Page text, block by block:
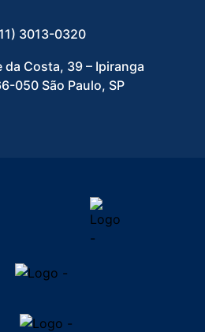
3013-0320
da Costa, 39 – Ipiranga
050 São Paulo, SP